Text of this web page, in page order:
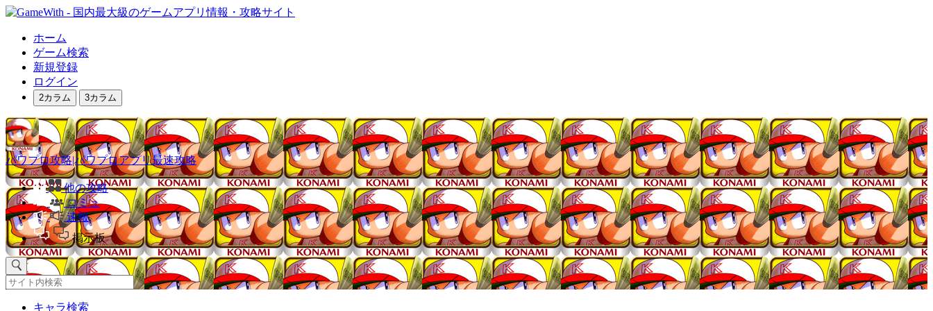
ホーム
ゲーム検索
新規登録
ログイン
2カラム 3カラム
パワプロ攻略|パワプロアプリ最速攻略
他の攻略
コミュ
速報
掲示板
キャラ検索